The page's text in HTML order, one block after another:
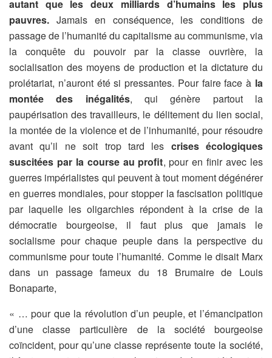
autant que les deux milliards d’humains les plus
pauvres. Jamais en conséquence, les conditions de
passage de l’humanité du capitalisme au communisme, via
la conquête du pouvoir par la classe ouvrière, la
socialisation des moyens de production et la dictature du
prolétariat, n’auront été si pressantes. Pour faire face à la
montée des inégalités, qui génère partout la
paupérisation des travailleurs, le délitement du lien social,
la montée de la violence et de l’inhumanité, pour résoudre
avant qu’il ne soit trop tard les crises écologiques
suscitées par la course au profit, pour en finir avec les
guerres impérialistes qui peuvent à tout moment dégénérer
en guerres mondiales, pour stopper la fascisation politique
par laquelle les oligarchies répondent à la crise de la
démocratie bourgeoise, il faut plus que jamais le
socialisme pour chaque peuple dans la perspective du
communisme pour toute l’humanité. Comme le disait Marx
dans un passage fameux du 18 Brumaire de Louis
Bonaparte,
« … pour que la révolution d’un peuple, et l’émancipation
d’une classe particulière de la société bourgeoise
coïncident, pour qu’une classe représente toute la société,